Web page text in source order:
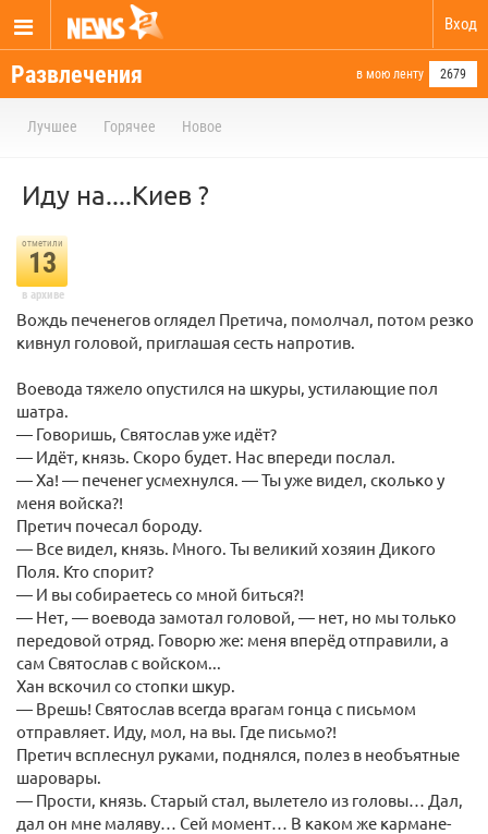
Вход
Развлечения в мою ленту 2679
Лучшее Горячее Новое
Иду на....Киев ?
отметили
13
в архиве
Вождь печенегов оглядел Претича, помолчал, потом резко
кивнул головой, приглашая сесть напротив.
Воевода тяжело опустился на шкуры, устилающие пол
шатра.
— Говоришь, Святослав уже идёт?
— Идёт, князь. Скоро будет. Нас впереди послал.
— Ха! — печенег усмехнулся. — Ты уже видел, сколько у
меня войска?!
Претич почесал бороду.
— Все видел, князь. Много. Ты великий хозяин Дикого
Поля. Кто спорит?
— И вы собираетесь со мной биться?!
— Нет, — воевода замотал головой, — нет, но мы только
передовой отряд. Говорю же: меня вперёд отправили, а
сам Святослав с войском...
Хан вскочил со стопки шкур.
— Врешь! Святослав всегда врагам гонца с письмом
отправляет. Иду, мол, на вы. Где письмо?!
Претич всплеснул руками, поднялся, полез в необъятные
шаровары.
— Прости, князь. Старый стал, вылетело из головы… Дал,
дал он мне маляву… Сей момент… В каком же кармане-